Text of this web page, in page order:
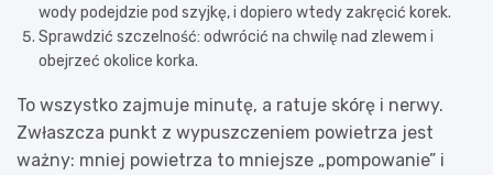
wody podejdzie pod szyjkę, i dopiero wtedy zakręcić korek.
Sprawdzić szczelność: odwrócić na chwilę nad zlewem i
obejrzeć okolice korka.
To wszystko zajmuje minutę, a ratuje skórę i nerwy.
Zwłaszcza punkt z wypuszczeniem powietrza jest
ważny: mniej powietrza to mniejsze „pompowanie” i